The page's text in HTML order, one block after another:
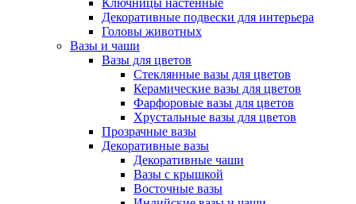
Ключницы настенные
Декоративные подвески для интерьера
Головы животных
Вазы и чаши
Вазы для цветов
Стеклянные вазы для цветов
Керамические вазы для цветов
Фарфоровые вазы для цветов
Хрустальные вазы для цветов
Прозрачные вазы
Декоративные вазы
Декоративные чаши
Вазы с крышкой
Восточные вазы